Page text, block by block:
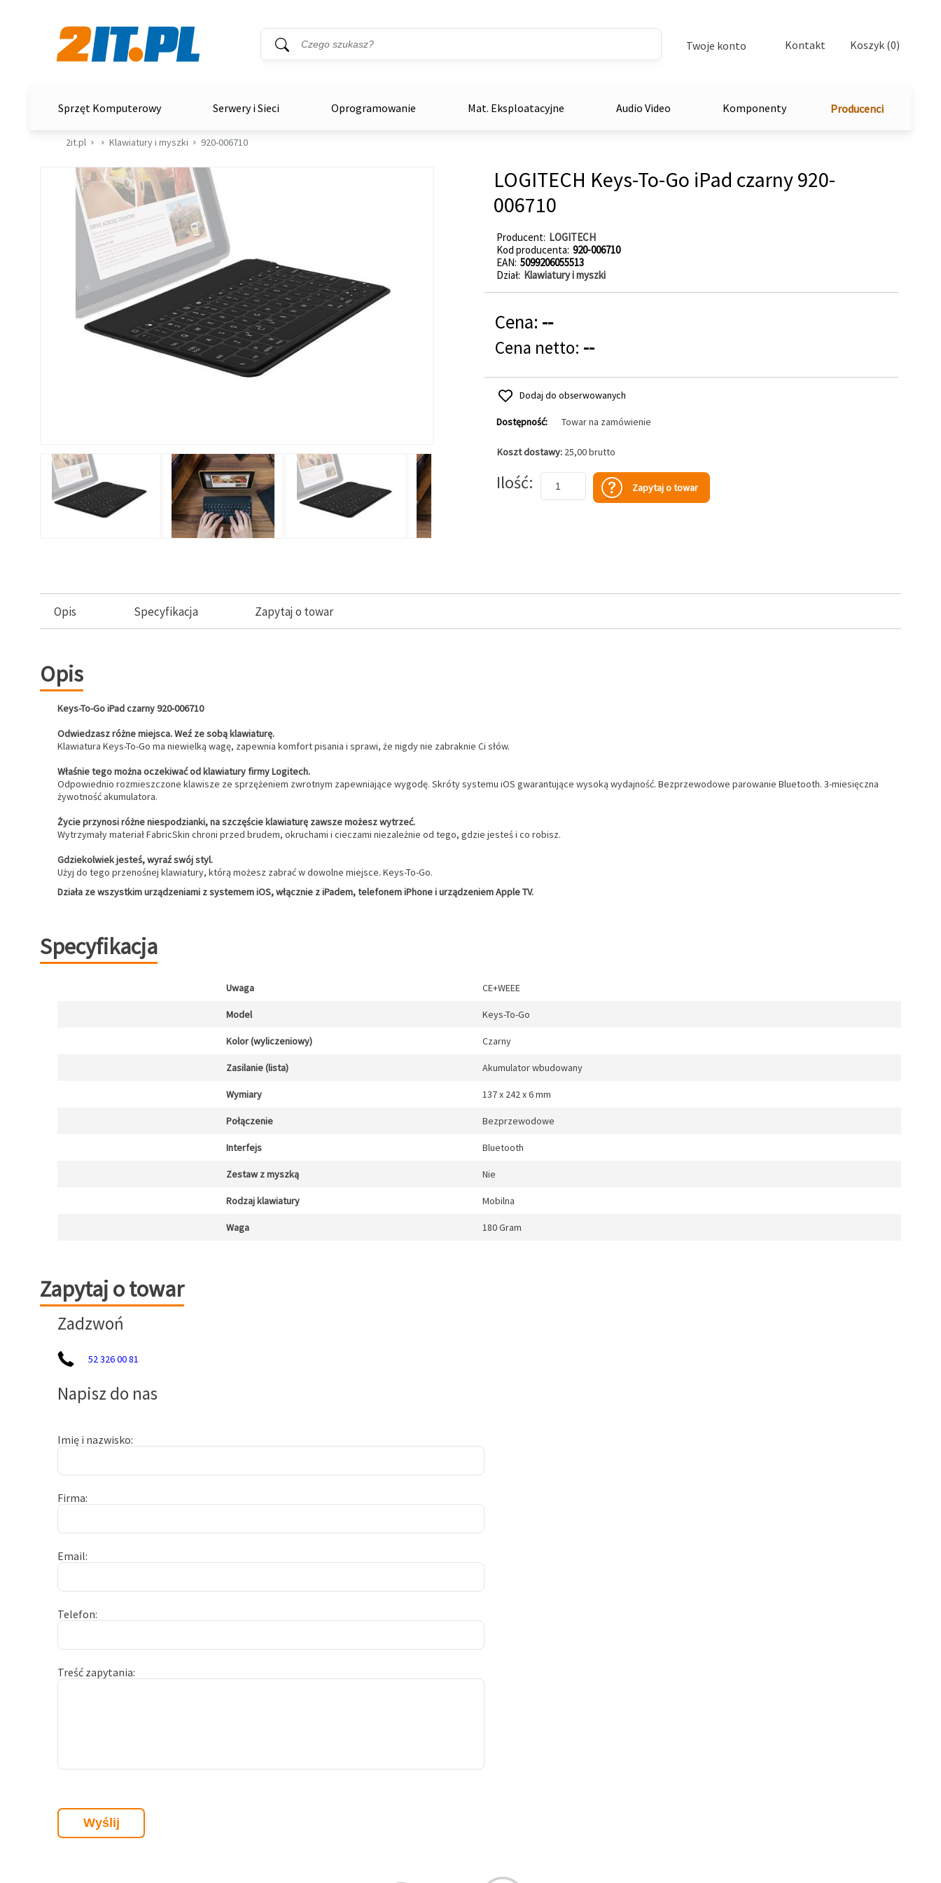
Wyszukiwarka
Słowo kluczowe
Twoje konto Kontakt Koszyk (0)
Sprzęt Komputerowy Serwery i Sieci Oprogramowanie Mat. Eksploatacyjne Audio Video Komponenty Producenci
2it.pl Klawiatury i myszki 920-006710
LOGITECH Keys-To-Go iPad czarny 920-
006710
Producent LOGITECH
Kod producenta 920-006710
EAN 5099206055513
Dział Klawiatury i myszki
Cena: --
Cena netto: --
Dodaj do obserwowanych
Dostępność: Towar na zamówienie
Koszt dostawy: 25,00 brutto
Ilość Zapytaj o towar
Opis Specyfikacja Zapytaj o towar
Opis
Keys-To-Go iPad czarny 920-006710
Odwiedzasz różne miejsca. Weź ze sobą klawiaturę.
Klawiatura Keys-To-Go ma niewielką wagę, zapewnia komfort pisania i sprawi, że nigdy nie zabraknie Ci słów.
Właśnie tego można oczekiwać od klawiatury firmy Logitech.
Odpowiednio rozmieszczone klawisze ze sprzężeniem zwrotnym zapewniające wygodę. Skróty systemu iOS gwarantujące wysoką wydajność. Bezprzewodowe parowanie Bluetooth. 3-miesięczna
żywotność akumulatora.
Życie przynosi różne niespodzianki, na szczęście klawiaturę zawsze możesz wytrzeć.
Wytrzymały materiał FabricSkin chroni przed brudem, okruchami i cieczami niezależnie od tego, gdzie jesteś i co robisz.
Gdziekolwiek jesteś, wyraź swój styl.
Użyj do tego przenośnej klawiatury, którą możesz zabrać w dowolne miejsce. Keys-To-Go.
Działa ze wszystkim urządzeniami z systemem iOS, włącznie z iPadem, telefonem iPhone i urządzeniem Apple TV.
Specyfikacja
Uwaga CE+WEEE
Model Keys-To-Go
Kolor (wyliczeniowy) Czarny
Zasilanie (lista) Akumulator wbudowany
Wymiary 137 x 242 x 6 mm
Połączenie Bezprzewodowe
Interfejs Bluetooth
Zestaw z myszką Nie
Rodzaj klawiatury Mobilna
Waga 180 Gram
Zapytaj o towar
Zapytaj o towar
Zadzwoń
52 326 00 81
Napisz do nas
Imię i nazwisko
Firma
Email
Telefon
Treść zapytania